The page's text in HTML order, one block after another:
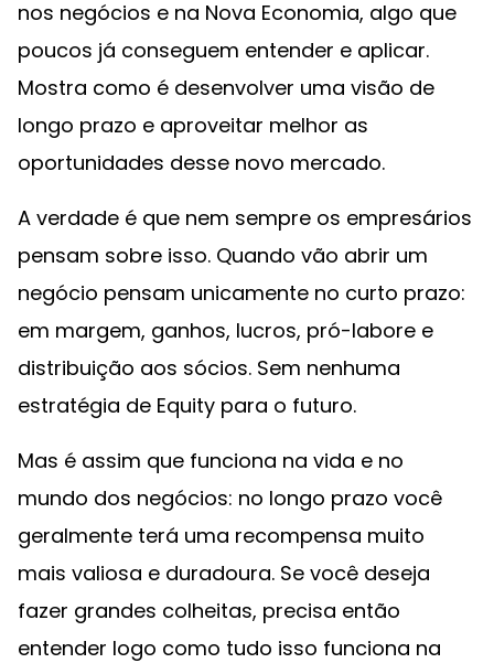
nos negócios e na Nova Economia, algo que
poucos já conseguem entender e aplicar.
Mostra como é desenvolver uma visão de
longo prazo e aproveitar melhor as
oportunidades desse novo mercado.
A verdade é que nem sempre os empresários
pensam sobre isso. Quando vão abrir um
negócio pensam unicamente no curto prazo:
em margem, ganhos, lucros, pró-labore e
distribuição aos sócios. Sem nenhuma
estratégia de Equity para o futuro.
Mas é assim que funciona na vida e no
mundo dos negócios: no longo prazo você
geralmente terá uma recompensa muito
mais valiosa e duradoura. Se você deseja
fazer grandes colheitas, precisa então
entender logo como tudo isso funciona na